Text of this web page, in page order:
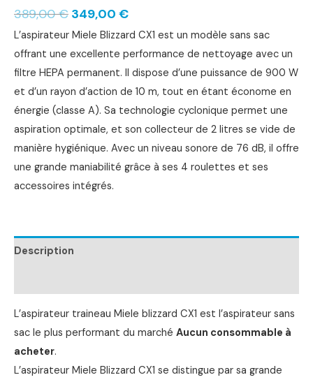
389,00€ 349,00 €
L’aspirateur Miele Blizzard CX1 est un modèle sans sac
offrant une excellente performance de nettoyage avec un
filtre HEPA permanent. Il dispose d’une puissance de 900 W
et d’un rayon d’action de 10 m, tout en étant économe en
énergie (classe A). Sa technologie cyclonique permet une
aspiration optimale, et son collecteur de 2 litres se vide de
manière hygiénique. Avec un niveau sonore de 76 dB, il offre
une grande maniabilité grâce à ses 4 roulettes et ses
accessoires intégrés.
Description
L’aspirateur traineau Miele blizzard CX1 est l’aspirateur sans
sac le plus performant du marché Aucun consommable à
acheter.
L’aspirateur Miele Blizzard CX1 se distingue par sa grande